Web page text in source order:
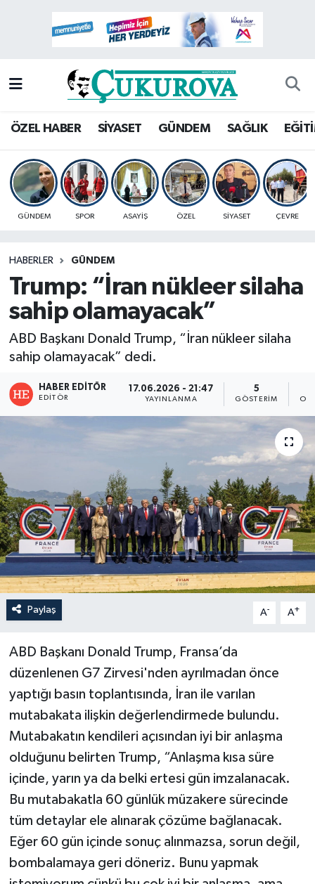
ÖZEL HABER SİYASET GÜNDEM SAĞLIK
GÜNDEM SPOR ASAYİŞ ÖZEL SİYASET ÇEVRE
HABERLER GÜNDEM
Trump: “İran nükleer silaha
sahip olamayacak”
ABD Başkanı Donald Trump, “İran nükleer silaha
sahip olamayacak” dedi.
HABER EDITÖR
EDITÖR
17.06.2026 - 21:47
YAYINLANMA
5
GÖSTERIM
Paylaş A- A+
ABD Başkanı Donald Trump, Fransa’da
düzenlenen G7 Zirvesi'nden ayrılmadan önce
yaptığı basın toplantısında, İran ile varılan
mutabakata ilişkin değerlendirmede bulundu.
Mutabakatın kendileri açısından iyi bir anlaşma
olduğunu belirten Trump, “Anlaşma kısa süre
içinde, yarın ya da belki ertesi gün imzalanacak.
Bu mutabakatla 60 günlük müzakere sürecinde
tüm detaylar ele alınarak çözüme bağlanacak.
Eğer 60 gün içinde sonuç alınmazsa, sorun değil,
bombalamaya geri döneriz. Bunu yapmak
Mersin Hava Durumu
Mersin Namaz Vakitleri
Mersin Trafik Yoğunluk Haritası
Süper Lig Puan Durumu ve Fikstür
Haber Arşivi